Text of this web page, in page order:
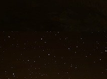
a travaillé.
ses livres et
[…] Robert lui
[…].